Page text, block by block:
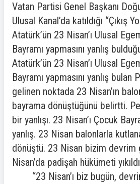
Vatan Partisi Genel Başkanı
Ulusal Kanal’da katıldığı “Çıkış
Atatürk’ün 23 Nisan’ı Ulusal
Bayramı yapmasını yanlış
Atatürk’ün 23 Nisan’ı Ulusal
Bayramı yapmasını yanlış bulan
gelinen noktada 23 Nisan’ın
bayrama dönüştüğünü belirtti.
bir yanlışı. 23 Nisan’ı Çocuk
yanlış. 23 Nisan balonlarla
dönüştü. 23 Nisan bizim devrim
Nisan’da padişah hükümeti
“23 Nisan’ı biz bugün,